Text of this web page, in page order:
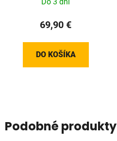
69,90 €
DO KOŠÍKA
Podobné produkty